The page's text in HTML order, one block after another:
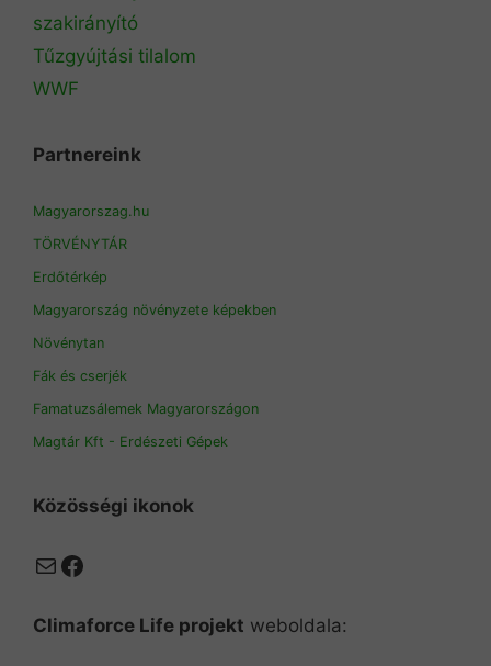
szakirányító
Tűzgyújtási tilalom
WWF
Partnereink
Magyarorszag.hu
TÖRVÉNYTÁR
Erdőtérkép
Magyarország növényzete képekben
Növénytan
Fák és cserjék
Famatuzsálemek Magyarországon
Magtár Kft - Erdészeti Gépek
Közösségi ikonok
MailFacebook
Climaforce Life projekt weboldala: